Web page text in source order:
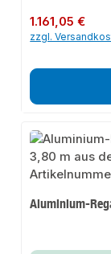
Regulärer Preis:
1.161,05 €
zzgl.
Aluminium-